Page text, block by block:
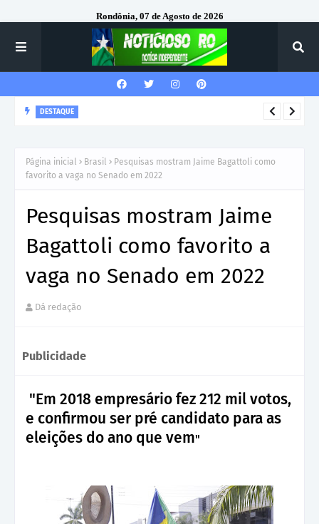
Rondônia, 07 de Agosto de 2026
DESTAQUE
Página inicial Brasil
Pesquisas mostram Jaime Bagattoli como
favorito a vaga no Senado em 2022
Pesquisas mostram Jaime
Bagattoli como favorito a
vaga no Senado em 2022
Dá redação
Publicidade
"Em 2018 empresário fez 212 mil votos,
e confirmou ser pré candidato para as
eleições do ano que vem"